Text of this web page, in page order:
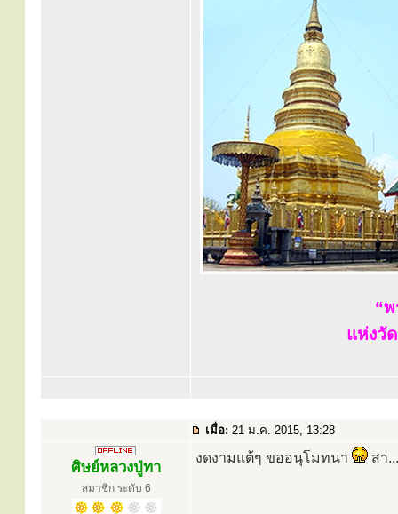
“
แห่งวั
เมื่อ: 21 ม.ค. 2015, 13:28
ศิษย์หลวงปู่ทา
สมาชิก ระดับ 6
งดงามแต้ๆ ขออนุโมทนา สา